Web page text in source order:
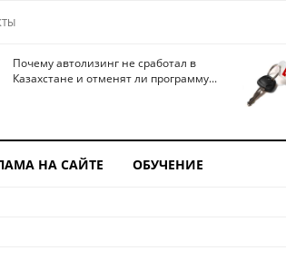
Почему автолизинг не сработал в
Казахстане и отменят ли программу...
НА САЙТЕ ОБУЧЕНИЕ